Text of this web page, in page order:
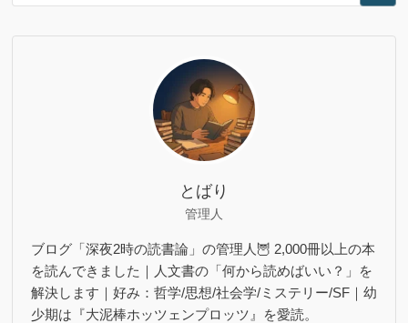
とばり
管理人
ブログ「深夜2時の読書論」の管理人🦉 2,000冊以上の本
を読んできました｜人文書の「何から読めばいい？」を
解決します｜好み：哲学/思想/社会学/ミステリー/SF｜幼
少期は『大泥棒ホッツェンプロッツ』を愛読。